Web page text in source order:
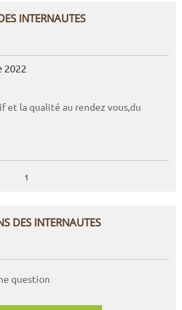
INTERNAUTES
2022
et la qualité au rendez vous,du
1
DES INTERNAUTES
question